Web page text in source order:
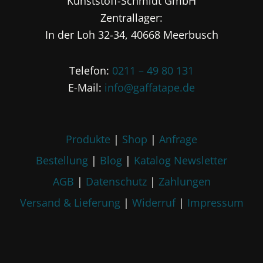
können
auf
Produktseite
gewählt
werden
Zentrallager:
In der Loh 32-34, 40668 Meerbusch
Telefon: 0211 – 49 80 131
E-Mail: info@gaffatape.de
Produkte | Shop | Anfrage
Bestellung | Blog | Katalog Newsletter
AGB | Datenschutz| Zahlungen
Versand & Lieferung| Widerruf| Impressum